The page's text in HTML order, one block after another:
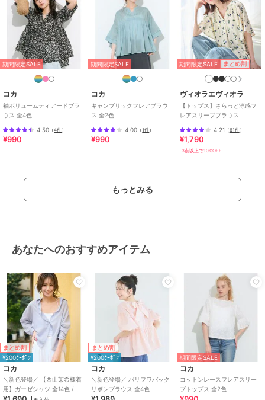
ナイロン
/綿・コットン素材
/ フリル 半袖/
５分・７
/ フレアスリーブ/
ドルマ
ンスリーブ/LL･13号以上あり
/
S･7号以下あり
洗える
ライフ
/その他衿型
期間限定SALE
コカ
袖ボリュームティアードブラ
ウス 全4色
4.50 （4件）
¥990
期間限定SALE
コカ
キャンブリックフレアブラウ
ス 全2色
4.00 （1件）
¥990
期間限定SALE まとめ割
ヴィオラエヴィオラ
【トップス】さらっと涼感フ
レアスリーブブラウス
4.21 （61件）
¥1,790
3点以上で10%OFF
もっとみる
あなたへのおすすめアイテム
まとめ割
¥200ｸｰﾎﾟﾝ
コカ
＼新色登場／ 【西山茉希様着
用】ガーゼシャツ 全14色 / 冷
房対策
まとめ割
¥200ｸｰﾎﾟﾝ
コカ
＼新色登場／ パリフワバック
リボンブラウス 全4色
期間限定SALE
コカ
コットンレースフレアスリー
ブトップス 全2色